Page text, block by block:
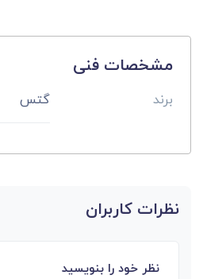
مشخصات فنی
برند گتس
نظرات کاربران
نظر خود را بنویسید